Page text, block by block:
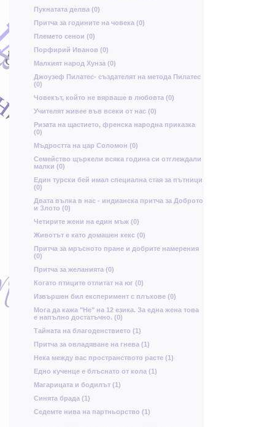
ш
л
О А
р
Я
ю
Г
з
А
Я
Н
Ж
Рй
Щ
К
з
Т
с
а
Пукнатата делва (0)
Притча за годините на човека (0)
Племето сенои (0)
Порфирий Иванов (0)
Малкият народ Хунза (0)
Джоузеф Пилатес- създателят на метода Пилатес
(0)
Човекът, който не вярваше в любовта (0)
Учителят живее във всеки от нас (0)
Ризата на щастието, френска народна приказка
(0)
Мъдростта на цар Соломон (0)
Семейство щъркели всяка година си отглеждали
малки (0)
Един турски бей имал специална стая за пътници
(0)
Двата вълка в нас - индианска притча за Доброто
и Злото (0)
Четирите жени на един мъж (0)
Животът е като домашен кекс (0)
Притча за мръсното пране и добрите намерения
(0)
Притча за желанията (0)
Когато птиците отлитат на юг (0)
Извършен бил експеримент с плъхове (0)
Мога да кажа "Не" на 12 езика. За една жена това
е напълно достатъчно. (0)
Тайната на благоденствието (1)
Притча за овладяване на гнева (1)
Нека между вас пространството расте (1)
Едно кученце е блъснато от кола (1)
Магарицата и бодилът (1)
Синята брада (1)
Седемте нива на партньорство (1)